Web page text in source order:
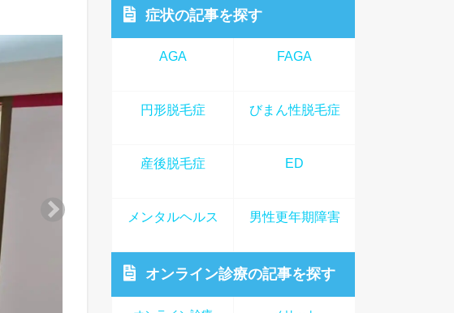
症状の記事を探す
AGA FAGA
円形脱毛症 びまん性脱毛症
産後脱毛症 ED
メンタルヘルス 男性更年期障害
オンライン診療の記事を探す